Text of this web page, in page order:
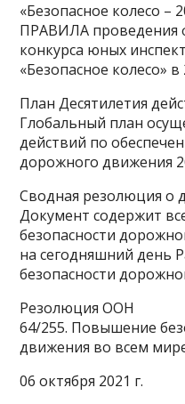
«Безопасное колесо –
ПРАВИЛА проведения
конкурса юных
«Безопасное колесо» в
План Десятилетия
Глобальный план
действий по
дорожного движения
Сводная резолюция о
Документ содержит
безопасности
на сегодняшний день
безопасности
Резолюция ООН
64/255. Повышение
движения во всем
06 октября 2021 г.